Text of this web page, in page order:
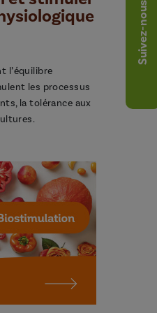
l’équilibre
les processus
la tolérance aux
Suivez-nous